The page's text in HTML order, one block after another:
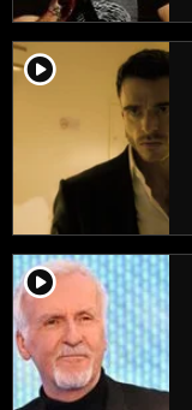
player2
player2